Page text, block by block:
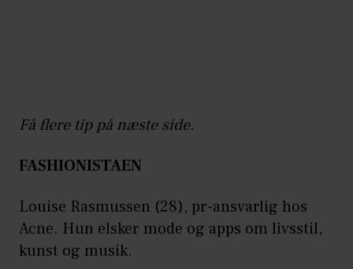
Få flere tip på næste side.
FASHIONISTAEN
Louise Rasmussen (28), pr-ansvarlig hos
Acne. Hun elsker mode og apps om livsstil,
kunst og musik.